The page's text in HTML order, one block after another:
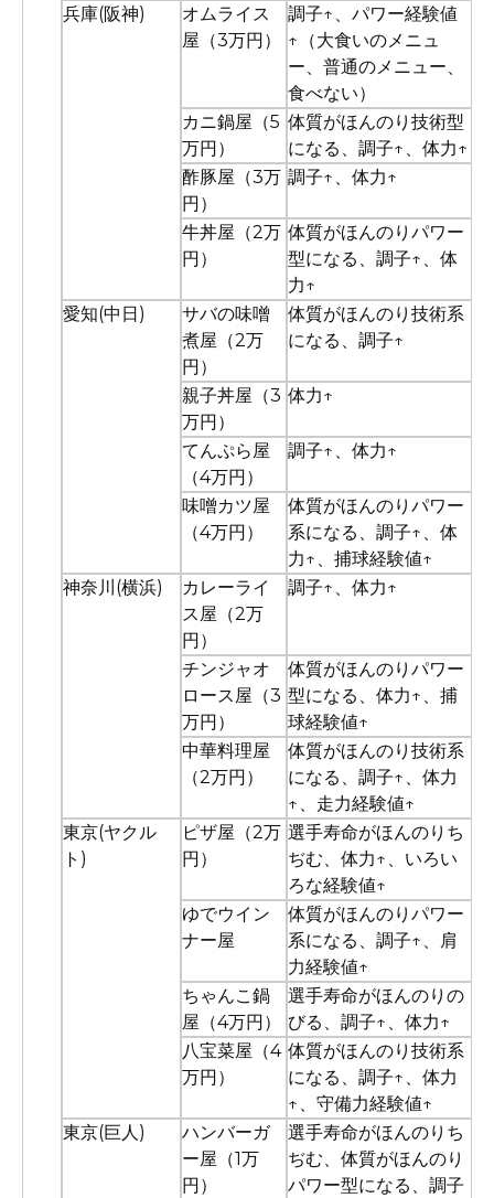
兵庫(阪神)
オムライス
屋（3万円）
調子↑、パワー経験値
↑（大食いのメニュ
ー、普通のメニュー、
食べない）
カニ鍋屋（5
万円）
体質がほんのり技術型
になる、調子↑、体力↑
酢豚屋（3万
円）
調子↑、体力↑
牛丼屋（2万
円）
体質がほんのりパワー
型になる、調子↑、体
力↑
愛知(中日)
サバの味噌
煮屋（2万
円）
体質がほんのり技術系
になる、調子↑
親子丼屋（3
万円）
体力↑
てんぷら屋
（4万円）
調子↑、体力↑
味噌カツ屋
（4万円）
体質がほんのりパワー
系になる、調子↑、体
力↑、捕球経験値↑
神奈川(横浜)
カレーライ
ス屋（2万
円）
調子↑、体力↑
チンジャオ
ロース屋（3
万円）
体質がほんのりパワー
型になる、体力↑、捕
球経験値↑
中華料理屋
（2万円）
体質がほんのり技術系
になる、調子↑、体力
↑、走力経験値↑
東京(ヤクル
ト)
ピザ屋（2万
円）
選手寿命がほんのりち
ぢむ、体力↑、いろい
ろな経験値↑
ゆでウイン
ナー屋
体質がほんのりパワー
系になる、調子↑、肩
力経験値↑
ちゃんこ鍋
屋（4万円）
選手寿命がほんのりの
びる、調子↑、体力↑
八宝菜屋（4
万円）
体質がほんのり技術系
になる、調子↑、体力
↑、守備力経験値↑
東京(巨人)
ハンバーガ
ー屋（1万
円）
選手寿命がほんのりち
ぢむ、体質がほんのり
パワー型になる、調子